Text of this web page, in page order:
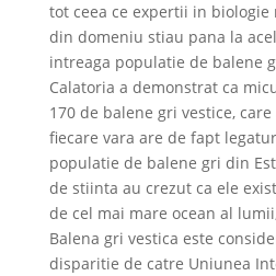
tot ceea ce expertii in
din domeniu stiau pana la
intreaga populatie de balene
Calatoria a demonstrat ca
170 de balene gri vestice,
fiecare vara are de fapt
populatie de balene gri din
de stiinta au crezut ca ele
de cel mai mare ocean al
Balena gri vestica este
disparitie de catre Uniunea